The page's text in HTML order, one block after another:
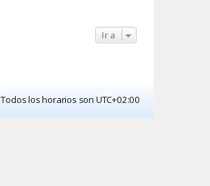
Ir a
Todos los horarios son UTC+02:00